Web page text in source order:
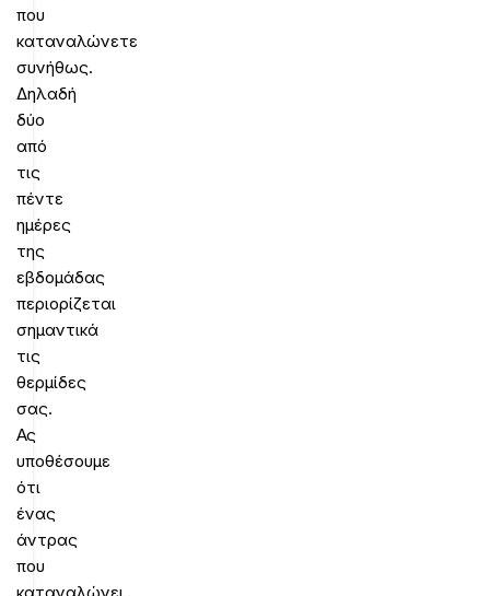
που
καταναλώνετε
συνήθως.
Δηλαδή
δύο
από
τις
πέντε
ημέρες
της
εβδομάδας
περιορίζεται
σημαντικά
τις
θερμίδες
σας.
Ας
υποθέσουμε
ότι
ένας
άντρας
που